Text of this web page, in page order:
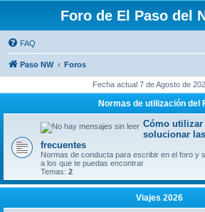
Foro de El Paso del
FAQ
Paso NW Foros
Fecha actual 7 de Agosto de
Normas de utilización del
Cómo
solucionar
frecuentes
Normas de conducta para escribir en el foro y
a los que te puedas encontrar
Temas: 2
Viajes 2026